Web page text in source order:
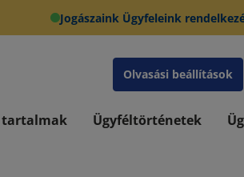
Jogászaink Ügyfeleink
Olvasási beállítások
tartalmak Ügyféltörténetek